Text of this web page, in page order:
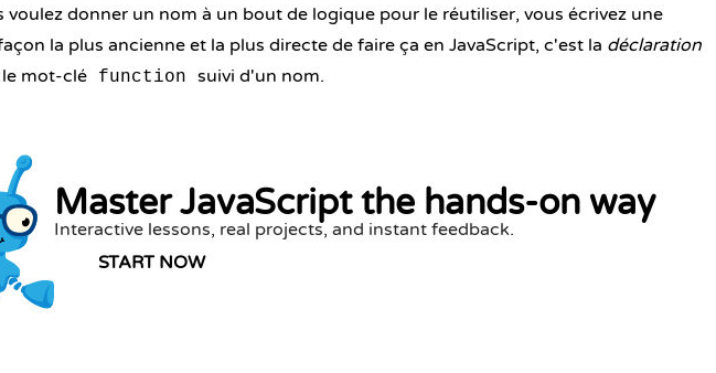
voulez donner un nom à un bout de logique pour le réutiliser, vous écrivez une
la plus ancienne et la plus directe de faire ça en JavaScript, c'est la déclaration
le mot-clé function suivi d'un nom.
Master JavaScript the hands-on way
Interactive lessons, real projects, and instant feedback.
START NOW